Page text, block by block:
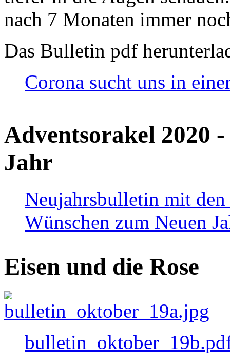
nach 7 Monaten immer
Das Bulletin pdf
Corona sucht uns in
Adventsorakel 2020
Jahr
Neujahrsbulletin mit den
Wünschen zum Neuen
Eisen und die Rose